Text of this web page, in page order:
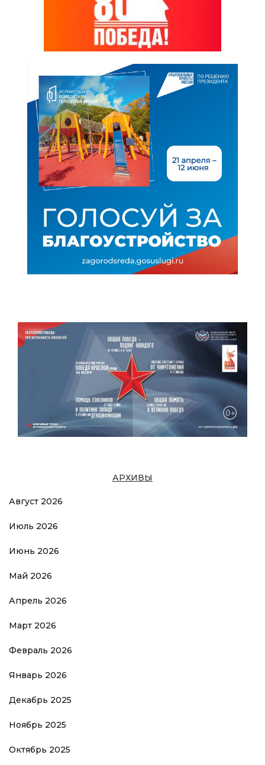
АРХИВЫ
Август 2026
Июль 2026
Июнь 2026
Май 2026
Апрель 2026
Март 2026
Февраль 2026
Январь 2026
Декабрь 2025
Ноябрь 2025
Октябрь 2025